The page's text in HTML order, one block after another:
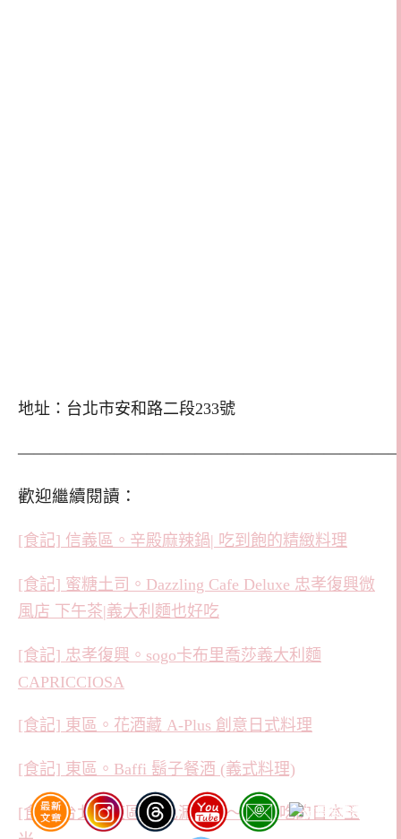
地址：台北市安和路二段233號
歡迎繼續閱讀：
[食記] 信義區。辛殿麻辣鍋| 吃到飽的精緻料理
[食記] 蜜糖土司。Dazzling Cafe Deluxe 忠孝復興微
風店 下午茶|義大利麵也好吃
[食記] 忠孝復興。sogo卡布里喬莎義大利麵
CAPRICCIOSA
[食記] 東區。花酒藏 A-Plus 創意日式料理
[食記] 東區。Baffi 鬍子餐酒 (義式料理)
[食記]台北。東區 橘色涮涮鍋～ 超好吃的日本玉